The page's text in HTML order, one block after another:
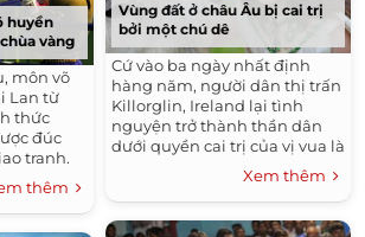
huyền
vàng
môn võ
Lan từ
thức
đúc
tranh.
thêm
Vùng đất ở châu Âu bị cai trị
bởi một chú dê
Cứ vào ba ngày nhất định
hàng năm, người dân thị trấn
Killorglin, Ireland lại tình
nguyện trở thành thần dân
dưới quyền cai trị của vị vua là
Xem thêm